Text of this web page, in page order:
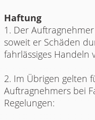
Haftung
1. Der
soweit er Schäden
fahrlässiges Handeln
2. Im Übrigen gelten
Auftragnehmers bei
Regelungen: